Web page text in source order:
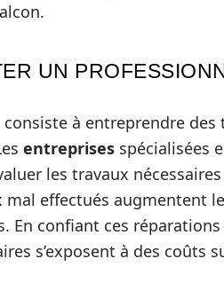
UN
à entreprendre des
entreprises spécialisées
les travaux
effectués augmentent
En confiant ces
s’exposent à des coûts